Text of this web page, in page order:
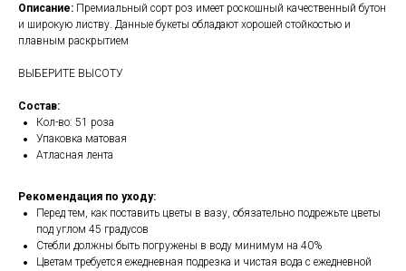
Описание: Премиальный сорт роз имеет роскошный качественный бутон
и широкую листву. Данные букеты обладают хорошей стойкостью и
плавным раскрытием
ВЫБЕРИТЕ ВЫСОТУ
Состав:
Кол-во: 51 роза
Упаковка матовая
Атласная лента
Рекомендация по уходу:
Перед тем, как поставить цветы в вазу, обязательно подрежьте цветы
под углом 45 градусов
Стебли должны быть погружены в воду минимум на 40%
Цветам требуется ежедневная подрезка и чистая вода с ежедневной